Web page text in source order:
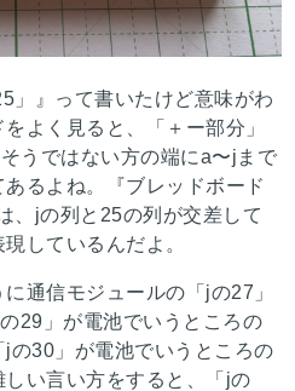
」』って書いたけど意味がわ
よく見ると、「＋ー部分」
うではない方の端にa〜jまで
るよね。『ブレッドボード
、jの列と25の列が交差して
しているんだよ。
通信モジュールの「jの27」
29」が電池でいうところの
jの30」が電池でいうところの
しい言い方をすると、「jの